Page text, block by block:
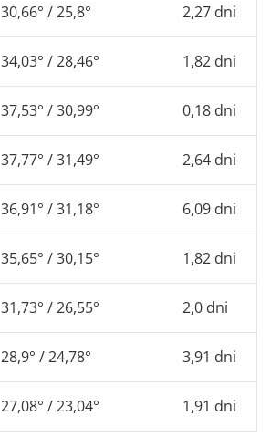
30,66° / 25,8° 2,27 dni
34,03° / 28,46° 1,82 dni
37,53° / 30,99° 0,18 dni
37,77° / 31,49° 2,64 dni
36,91° / 31,18° 6,09 dni
35,65° / 30,15° 1,82 dni
31,73° / 26,55° 2,0 dni
28,9° / 24,78° 3,91 dni
27,08° / 23,04° 1,91 dni